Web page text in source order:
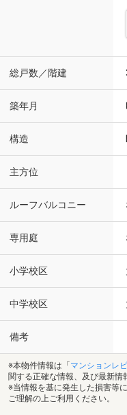
総戸数／階建
築年月
構造
主方位
ルーフバルコニー
専用庭
小学校区
中学校区
備考
※本物件情報は「 マンションレ
関する正確な情報、及び最新情
※当情報を基に発生した損害等
ご理解の上ご利用ください。